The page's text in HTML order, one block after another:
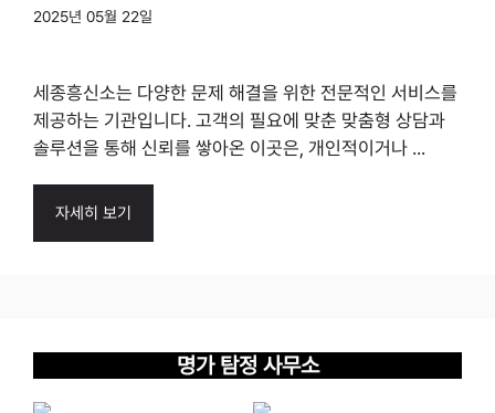
2025년 05월 22일
세종흥신소는 다양한 문제 해결을 위한 전문적인 서비스를
제공하는 기관입니다. 고객의 필요에 맞춘 맞춤형 상담과
솔루션을 통해 신뢰를 쌓아온 이곳은, 개인적이거나 ...
자세히 보기
명가 탐정 사무소